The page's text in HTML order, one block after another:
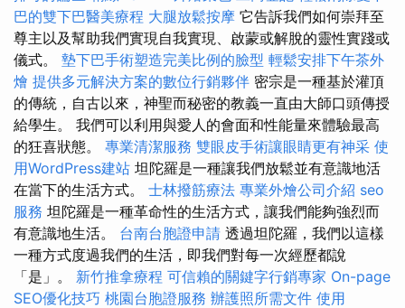
巴的雙下巴醫美療程 大腿放鬆按摩 它告訴我們如何崇拜至
尊主以及幫助我們實現自我實現、啟蒙或解脫的靈性實踐或
儀式。 墊下巴手術塑造完美比例的臉型 輕鬆安排下午茶外
燴 提供多元解決方案的數位行銷夥伴 密宗是一種基於灌頂
的傳統，自古以來，神聖而秘密的教義一直由大師口頭傳授
給學生。 我們可以利用與愛人的會面和性能量來體驗最高
的狂喜狀態。 專業清潔服務 雙眼皮手術讓眼睛更有神采 使
用WordPress建站 坦陀羅是一種讓我們放鬆並有意識地活
在當下的生活方式。 士林撥筋療法 專業外燴公司介紹 seo
服務 坦陀羅是一種革命性的生活方式，讓我們能夠強烈而
有意識地生活。 台南台胞證申請 透過坦陀羅，我們以這樣
一種方式度過我們的生活，即我們對每一次經歷都說
「是」。 新竹推拿療程 可信賴的關鍵字行銷專家 On-page
SEO優化技巧 桃園台胞證服務 辦護照所需文件 使用